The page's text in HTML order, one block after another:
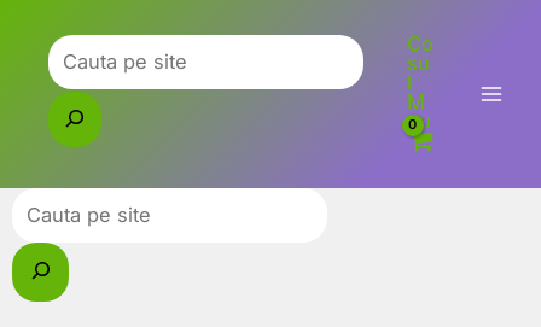
content
Caută
Co
su
l
M
eu
Caută